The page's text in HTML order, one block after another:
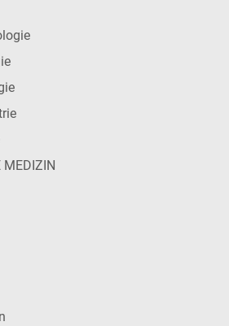
MEDIZIN